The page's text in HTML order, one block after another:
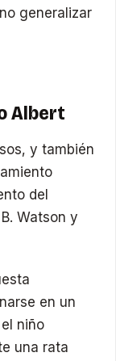
generalizar
Albert
y también
del
Watson y
en un
niño
una rata